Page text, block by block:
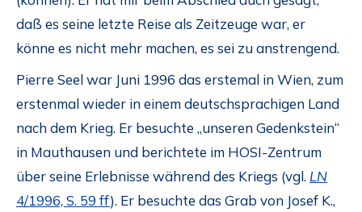
daß es seine letzte Reise als Zeitzeuge war, er
könne es nicht mehr machen, es sei zu anstrengend.
Pierre Seel war Juni 1996 das erstemal in Wien, zum
erstenmal wieder in einem deutschsprachigen Land
nach dem Krieg. Er besuchte „unseren Gedenkstein“
in Mauthausen und berichtete im HOSI-Zentrum
über seine Erlebnisse während des Kriegs (vgl. LN
4/1996, S. 59 ff). Er besuchte das Grab von Josef K.,